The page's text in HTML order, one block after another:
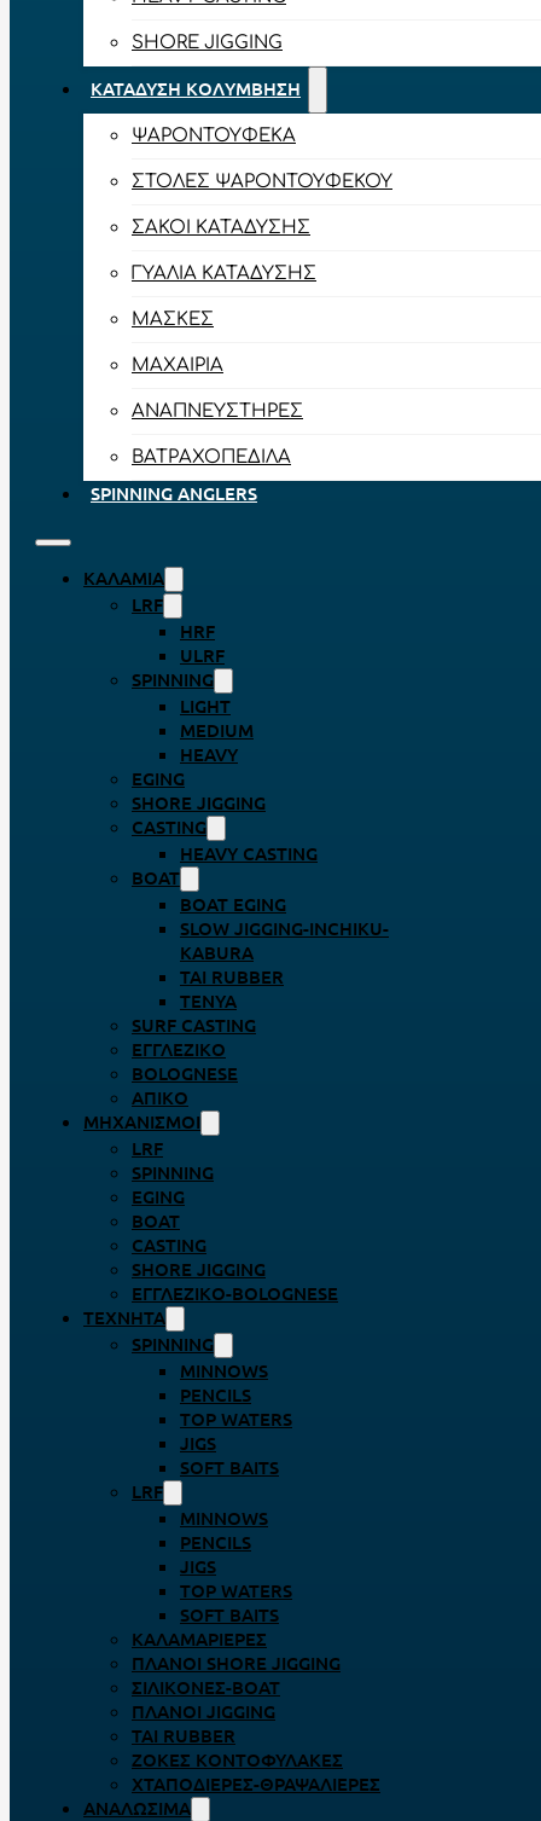
SHORE JIGGING
ΚΑΤΆΔΥΣΗ ΚΟΛΎΜΒΗΣΗ
ΨΑΡΟΝΤΟΎΦΕΚΑ
ΣΤΟΛΈΣ ΨΑΡΟΝΤΟΎΦΕΚΟΥ
ΣΆΚΟΙ ΚΑΤΆΔΥΣΗΣ
ΓΥΑΛΙΆ ΚΑΤΆΔΥΣΗΣ
ΜΆΣΚΕΣ
ΜΑΧΑΊΡΙΑ
ΑΝΑΠΝΕΥΣΤΉΡΕΣ
ΒΑΤΡΑΧΟΠΈΔΙΛΑ
SPINNING ANGLERS
ΚΑΛΆΜΙΑ
LRF
HRF
ULRF
SPINNING
LIGHT
MEDIUM
HEAVY
EGING
SHORE JIGGING
CASTING
HEAVY CASTING
BOAT
BOAT EGING
SLOW JIGGING-INCHIKU-
KABURA
TAI RUBBER
TENYA
SURF CASTING
ΕΓΓΛΈΖΙΚΟ
BOLOGNESE
ΑΠΊΚΟ
ΜΗΧΑΝΙΣΜΟΊ
LRF
SPINNING
EGING
BOAT
CASTING
SHORE JIGGING
ΕΓΓΛΈΖΙΚΟ-BOLOGNESE
ΤΕΧΝΗΤΆ
SPINNING
MINNOWS
PENCILS
TOP WATERS
JIGS
SOFT BAITS
LRF
MINNOWS
PENCILS
JIGS
TOP WATERS
SOFT BAITS
ΚΑΛΑΜΑΡΙΈΡΕΣ
ΠΛΆΝΟΙ SHORE JIGGING
ΣΙΛΙΚΌΝΕΣ-BOAT
ΠΛΆΝΟΙ JIGGING
TAI RUBBER
ΖΌΚΕΣ ΚΟΝΤΟΦΎΛΑΚΕΣ
ΧΤΑΠΟΔΙΈΡΕΣ-ΘΡΑΨΑΛΙΈΡΕΣ
ΑΝΑΛΏΣΙΜΑ